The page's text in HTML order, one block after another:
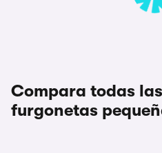
Compara todas
furgonetas